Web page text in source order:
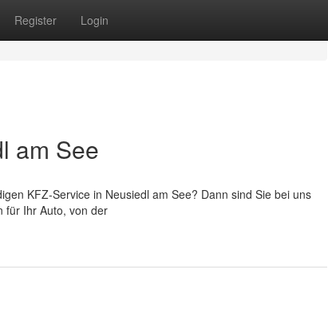
Register Login
am See
KFZ-Service in Neusiedl am See? Dann sind Sie bei uns
für Ihr Auto, von der